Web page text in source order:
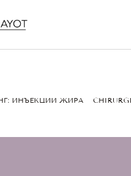
ИНЪЕКЦИИ ЖИРА